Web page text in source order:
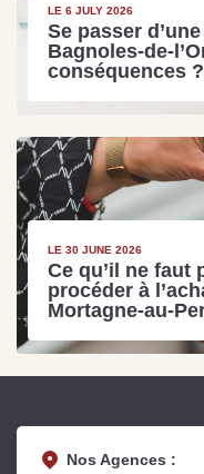
LE 6 JULY 2026
Se passer
Bagnoles-de-
conséquences ?
LE 30 JUNE 2026
Ce qu’il ne faut
procéder à
Mortagne-au-
Nos Agences :